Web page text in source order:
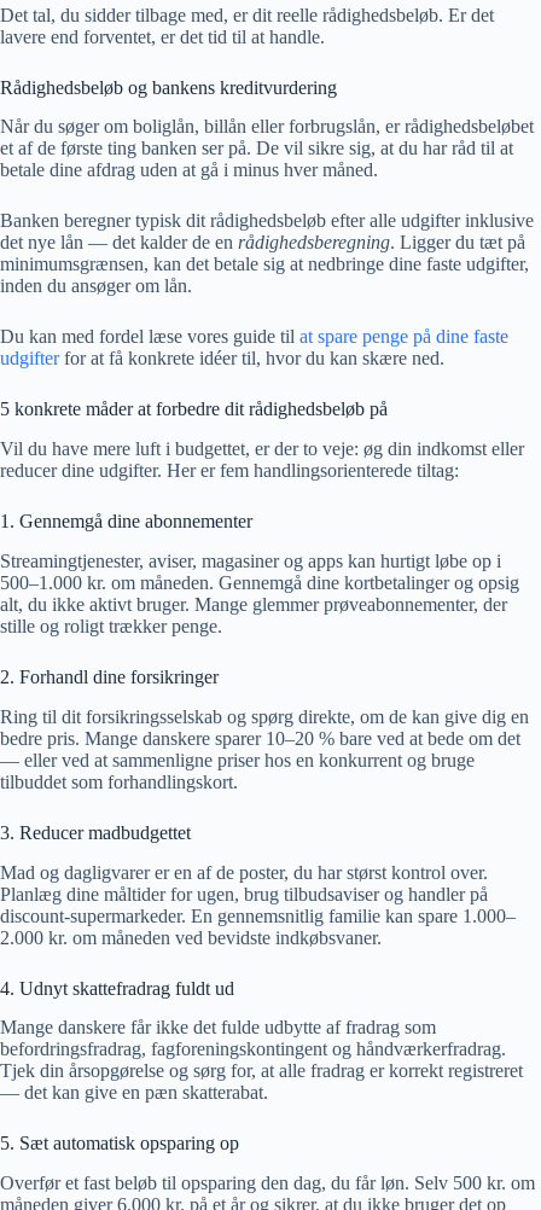
Det tal, du sidder tilbage med, er dit reelle rådighedsbeløb. Er det
lavere end forventet, er det tid til at handle.
Rådighedsbeløb og bankens kreditvurdering
Når du søger om boliglån, billån eller forbrugslån, er rådighedsbeløbet
et af de første ting banken ser på. De vil sikre sig, at du har råd til at
betale dine afdrag uden at gå i minus hver måned.
Banken beregner typisk dit rådighedsbeløb efter alle udgifter inklusive
det nye lån — det kalder de en rådighedsberegning. Ligger du tæt på
minimumsgrænsen, kan det betale sig at nedbringe dine faste udgifter,
inden du ansøger om lån.
Du kan med fordel læse vores guide til at spare penge på dine faste
udgifterfor at få konkrete idéer til, hvor du kan skære ned.
5 konkrete måder at forbedre dit rådighedsbeløb på
Vil du have mere luft i budgettet, er der to veje: øg din indkomst eller
reducer dine udgifter. Her er fem handlingsorienterede tiltag:
1. Gennemgå dine abonnementer
Streamingtjenester, aviser, magasiner og apps kan hurtigt løbe op i
500–1.000 kr. om måneden. Gennemgå dine kortbetalinger og opsig
alt, du ikke aktivt bruger. Mange glemmer prøveabonnementer, der
stille og roligt trækker penge.
2. Forhandl dine forsikringer
Ring til dit forsikringsselskab og spørg direkte, om de kan give dig en
bedre pris. Mange danskere sparer 10–20 % bare ved at bede om det
— eller ved at sammenligne priser hos en konkurrent og bruge
tilbuddet som forhandlingskort.
3. Reducer madbudgettet
Mad og dagligvarer er en af de poster, du har størst kontrol over.
Planlæg dine måltider for ugen, brug tilbudsaviser og handler på
discount-supermarkeder. En gennemsnitlig familie kan spare 1.000–
2.000 kr. om måneden ved bevidste indkøbsvaner.
4. Udnyt skattefradrag fuldt ud
Mange danskere får ikke det fulde udbytte af fradrag som
befordringsfradrag, fagforeningskontingent og håndværkerfradrag.
Tjek din årsopgørelse og sørg for, at alle fradrag er korrekt registreret
— det kan give en pæn skatterabat.
5. Sæt automatisk opsparing op
Overfør et fast beløb til opsparing den dag, du får løn. Selv 500 kr. om
måneden giver 6.000 kr. på et år og sikrer, at du ikke bruger det op